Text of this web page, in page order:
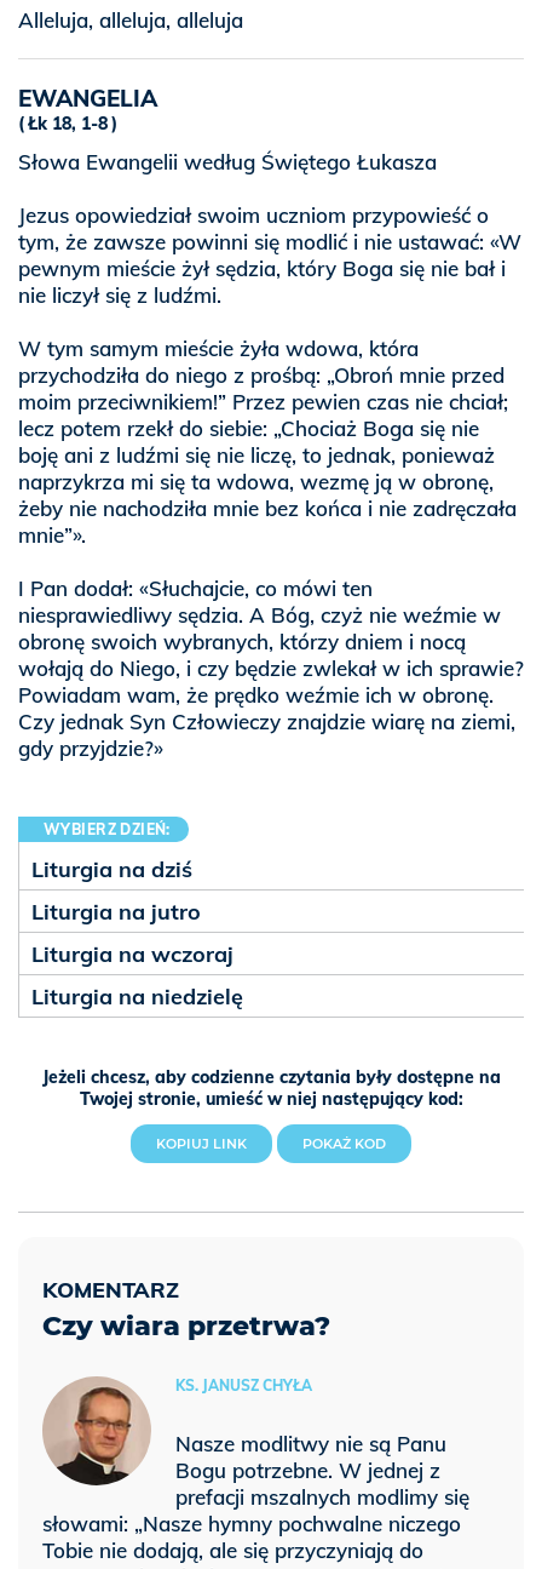
Alleluja, alleluja, alleluja
EWANGELIA
Łk 18, 1-8
Słowa Ewangelii według Świętego Łukasza
Jezus opowiedział swoim uczniom przypowieść o
tym, że zawsze powinni się modlić i nie ustawać: «W
pewnym mieście żył sędzia, który Boga się nie bał i
nie liczył się z ludźmi.
W tym samym mieście żyła wdowa, która
przychodziła do niego z prośbą: „Obroń mnie przed
moim przeciwnikiem!” Przez pewien czas nie chciał;
lecz potem rzekł do siebie: „Chociaż Boga się nie
boję ani z ludźmi się nie liczę, to jednak, ponieważ
naprzykrza mi się ta wdowa, wezmę ją w obronę,
żeby nie nachodziła mnie bez końca i nie zadręczała
mnie”».
I Pan dodał: «Słuchajcie, co mówi ten
niesprawiedliwy sędzia. A Bóg, czyż nie weźmie w
obronę swoich wybranych, którzy dniem i nocą
wołają do Niego, i czy będzie zwlekał w ich sprawie?
Powiadam wam, że prędko weźmie ich w obronę.
Czy jednak Syn Człowieczy znajdzie wiarę na ziemi,
gdy przyjdzie?»
Jeżeli chcesz, aby codzienne czytania były dostępne na
Twojej stronie, umieść w niej następujący kod:
KOPIUJ LINK POKAŻ KOD
WYBIERZ DZIEŃ:
Liturgia na dziś
Liturgia na jutro
Liturgia na wczoraj
Liturgia na niedzielę
Czy wiara przetrwa?
KS. JANUSZ CHYŁA
Nasze modlitwy nie są Panu
Bogu potrzebne. W jednej z
prefacji mszalnych modlimy się
słowami: „Nasze hymny pochwalne niczego
Tobie nie dodają, ale się przyczyniają do